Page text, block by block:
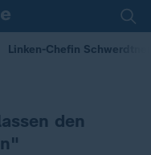
Linken-Chefin
den